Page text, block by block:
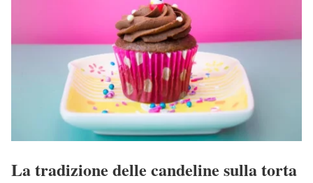
La tradizione delle candeline sulla torta